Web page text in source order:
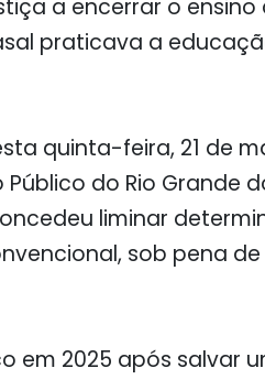
a encerrar o ensino
praticava a
quinta-feira, 21 de
do Rio Grande
liminar
sob pena
em 2025 após salvar